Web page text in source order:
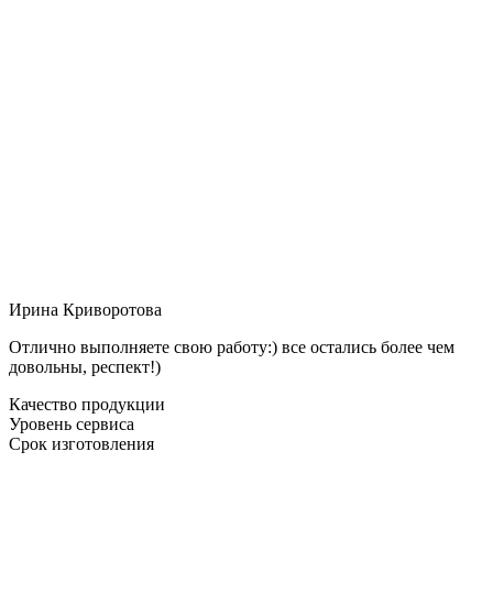
Ирина Криворотова
Отлично выполняете свою работу:) все остались более чем
довольны, респект!)
Качество продукции
Уровень сервиса
Срок изготовления